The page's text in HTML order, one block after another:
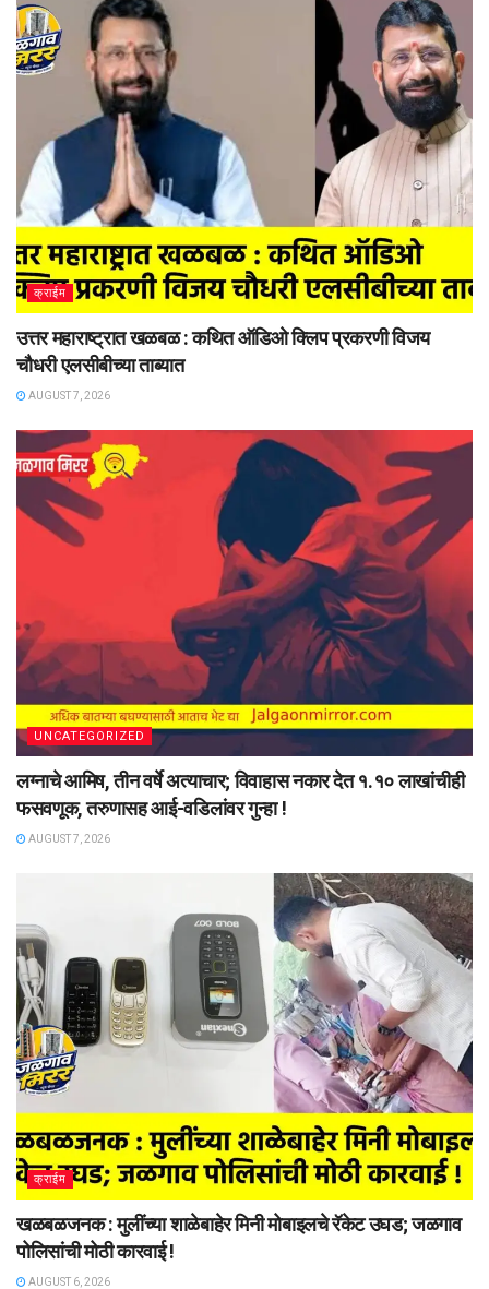
क्राईम
उत्तर महाराष्ट्रात खळबळ : कथित ऑडिओ क्लिप प्रकरणी विजय
चौधरी एलसीबीच्या ताब्यात
AUGUST 7, 2026
UNCATEGORIZED
लग्नाचे आमिष, तीन वर्षे अत्याचार; विवाहास नकार देत १.१० लाखांचीही
फसवणूक, तरुणासह आई-वडिलांवर गुन्हा !
AUGUST 7, 2026
क्राईम
खळबळजनक : मुलींच्या शाळेबाहेर मिनी मोबाइलचे रॅकेट उघड; जळगाव
पोलिसांची मोठी कारवाई !
AUGUST 6, 2026